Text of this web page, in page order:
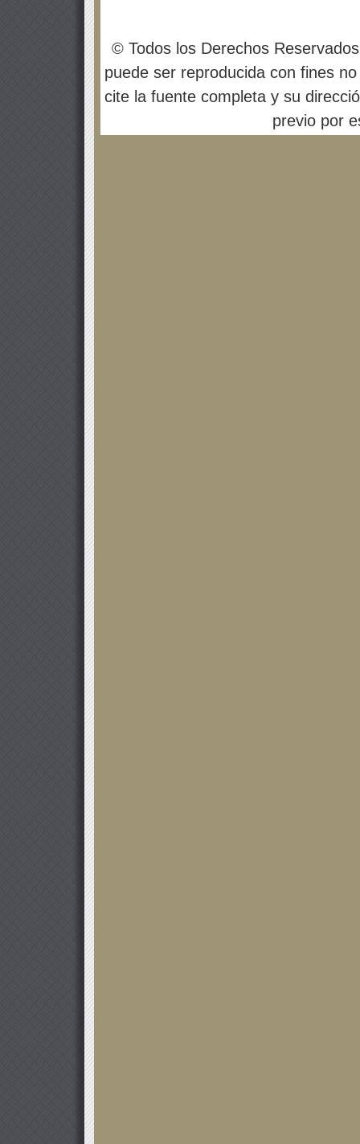
© Todos los Derechos
puede ser reproducida con fines
cite la fuente completa y su
previo por